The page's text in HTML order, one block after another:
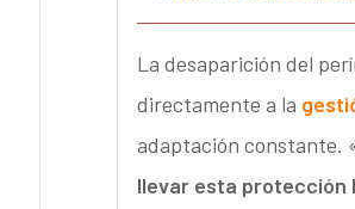
La desaparición del
directamente a la
adaptación constante.
llevar esta protección